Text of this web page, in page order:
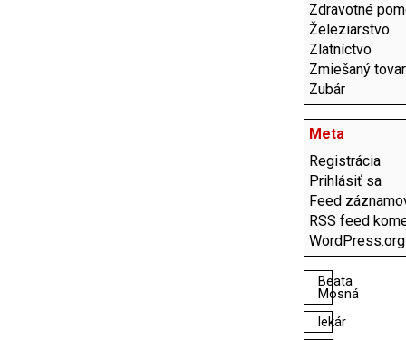
Zdravotné
Železiarstvo
Zlatníctvo
Zmiešaný tovar
Zubár
Meta
Registrácia
Prihlásiť sa
Feed
RSS feed
WordPress.org
Beata
Mosná
lekár